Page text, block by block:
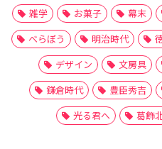
雑学
お菓子 幕末
べらぼう
明治時代
デザイン
文房具
鎌倉時代
豊臣秀吉
光る君へ
葛飾